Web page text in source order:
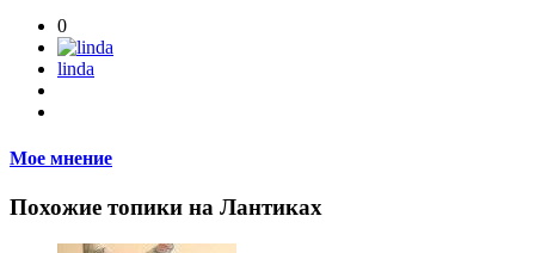
0
linda
Мое мнение
Похожие топики на Лантиках